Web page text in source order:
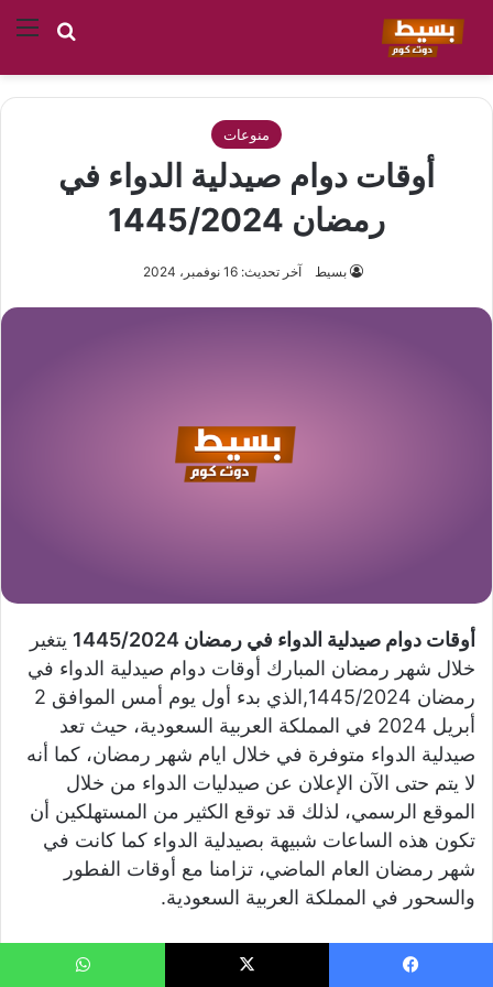
بحث
منوعات
أوقات دوام صيدلية الدواء في
رمضان 1445/2024
بسيط آخر تحديث: 16 نوفمبر، 2024
أوقات دوام صيدلية الدواء في رمضان 1445/2024
يتغير
خلال شهر رمضان المبارك أوقات دوام صيدلية الدواء في
رمضان 1445/2024,الذي بدء أول يوم أمس الموافق 2
أبريل 2024 في المملكة العربية السعودية، حيث تعد
صيدلية الدواء متوفرة في خلال ايام شهر رمضان، كما أنه
لا يتم حتى الآن الإعلان عن صيدليات الدواء من خلال
الموقع الرسمي، لذلك قد توقع الكثير من المستهلكين أن
تكون هذه الساعات شبيهة بصيدلية الدواء كما كانت في
شهر رمضان العام الماضي، تزامنا مع أوقات الفطور
والسحور في المملكة العربية السعودية.
أوقات دوام صيدلية الدواء في رمضان